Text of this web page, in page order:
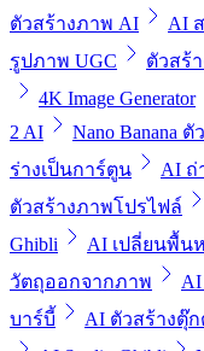
ตัวสร้างภาพ AI AI
รูปภาพ UGC
ตัวสร้
4K Image Generator
2 AI
Nano Banana
ร่างเป็นการ์ตูน
AI ถ่
ตัวสร้างภาพโปรไฟล์
Ghibli
AI เปลี่ยนพื้น
วัตถุออกจากภาพ
บาร์บี้
AI ตัวสร้างตุ๊